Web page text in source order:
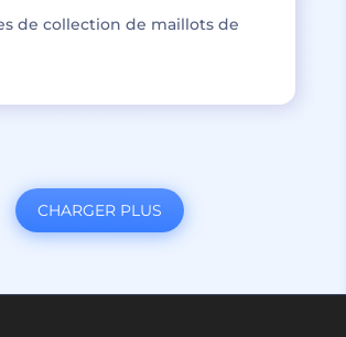
de collection de maillots de
CHARGER PLUS